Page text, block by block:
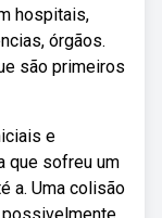
hospitais,
órgãos.
são primeiros
e
que sofreu um
a. Uma colisão